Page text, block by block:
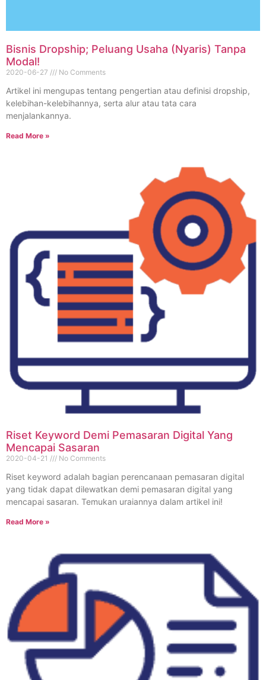
Bisnis Dropship; Peluang Usaha (Nyaris) Tanpa
Modal!
2020-06-27 No Comments
Artikel ini mengupas tentang pengertian atau definisi dropship,
kelebihan-kelebihannya, serta alur atau tata cara
menjalankannya.
Read More »
Riset Keyword Demi Pemasaran Digital Yang
Mencapai Sasaran
2020-04-21 No Comments
Riset keyword adalah bagian perencanaan pemasaran digital
yang tidak dapat dilewatkan demi pemasaran digital yang
mencapai sasaran. Temukan uraiannya dalam artikel ini!
Read More »